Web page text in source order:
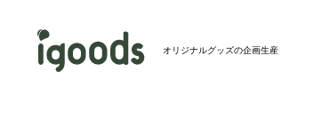
オリジナルグッズの企画生産